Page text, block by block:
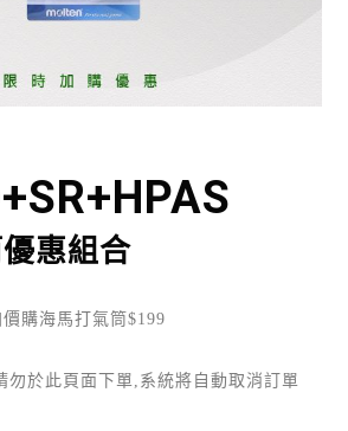
惠組合
購海馬打氣筒$199
勿於此頁面下單,系統將自動取消訂單